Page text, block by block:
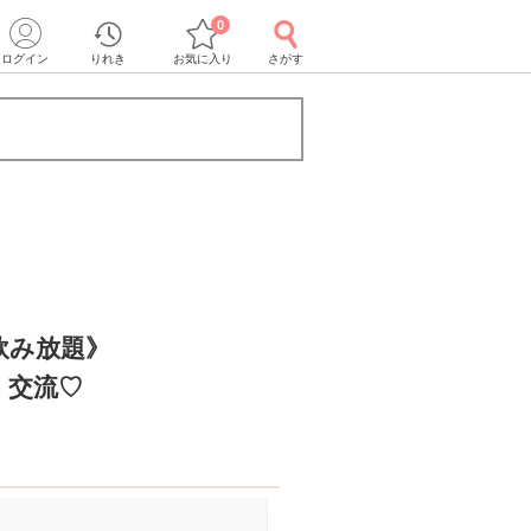
ログイン りれき お気に入り
0
さがす
放題》
交流♡